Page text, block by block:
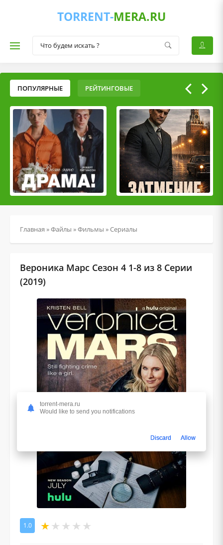
TORRENT-MERA.RU
ПОПУЛЯРНЫЕ РЕЙТИНГОВЫЕ
Главная »Файлы »Фильмы »Сериалы
Вероника Марс Сезон 4 1-8 из 8 Серии
(2019)
1.0
torrent-mera.ru
Would like to send you notifications
Discard Allow